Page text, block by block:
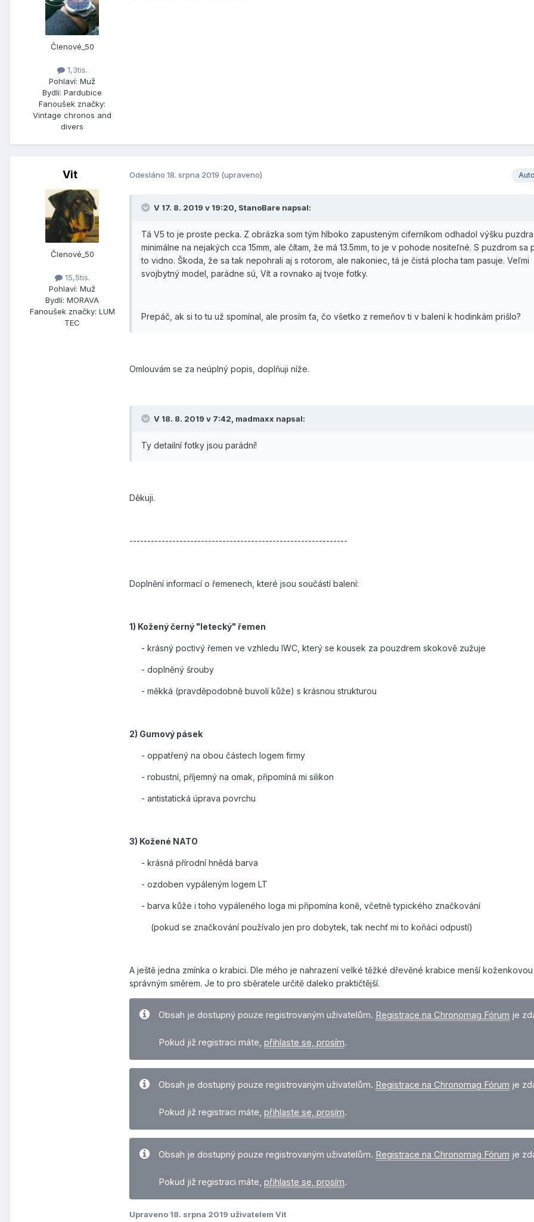
Členové_50
1,3tis.
Pohlaví: Muž
Bydlí: Pardubice
Fanoušek značky:
Vintage chronos and
divers
Vit
Členové_50
15,5tis.
Pohlaví: Muž
Bydlí: MORAVA
Fanoušek značky: LUM
TEC
Odesláno 18. srpna 2019 (upraveno)
V 17. 8. 2019 v 19:20, StanoBare napsal:
Tá V5 to je proste pecka. Z obrázka som tým hlboko zapusteným ciferníkom odhadol výšku puzdra
minimálne na nejakých cca 15mm, ale čítam, že má 13.5mm, to je v pohode nositeľné. S puzdrom sa
to vidno. Škoda, že sa tak nepohrali aj s rotorom, ale nakoniec, tá je čistá plocha tam pasuje. Veľmi
svojbytný model, parádne sú, Vít a rovnako aj tvoje fotky.
Prepáč, ak si to tu už spomínal, ale prosím ťa, čo všetko z remeňov ti v balení k hodinkám prišlo?
Omlouvám se za neúplný popis, doplňuji níže.
V 18. 8. 2019 v 7:42, madmaxx napsal:
Ty detailní fotky jsou parádní!
Děkuji.
-------------------------------------------------------------
Doplnění informací o řemenech, které jsou součástí balení:
1) Kožený černý "letecký" řemen
- krásný poctivý řemen ve vzhledu IWC, který se kousek za pouzdrem skokově zužuje
- doplněný šrouby
- měkká (pravděpodobně buvolí kůže) s krásnou strukturou
2) Gumový pásek
- oppatřený na obou částech logem firmy
- robustní, příjemný na omak, připomíná mi silikon
- antistatická úprava povrchu
3) Kožené NATO
- krásná přírodní hnědá barva
- ozdoben vypáleným logem LT
- barva kůže i toho vypáleného loga mi připomína koně, včetně typického značkování
(pokud se značkování používalo jen pro dobytek, tak nechť mi to koňáci odpustí)
A ještě jedna zmínka o krabici. Dle mého je nahrazení velké těžké dřevěné krabice menší
správným směrem. Je to pro sběratele určitě daleko praktičtější.
Obsah je dostupný pouze registrovaným uživatelům. Registrace na Chronomag Fórum je
Pokud již registraci máte, přihlaste se, prosím.
Obsah je dostupný pouze registrovaným uživatelům. Registrace na Chronomag Fórum je
Pokud již registraci máte, přihlaste se, prosím.
Obsah je dostupný pouze registrovaným uživatelům. Registrace na Chronomag Fórum je
Pokud již registraci máte, přihlaste se, prosím.
Upraveno 18. srpna 2019 uživatelem Vit